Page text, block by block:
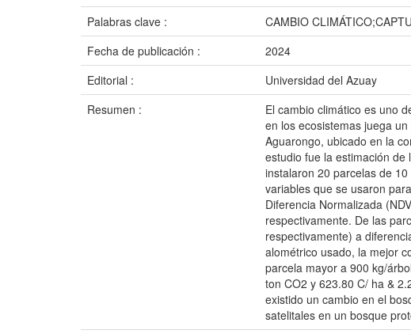
Palabras clave :
CAMBIO
Fecha de publicación :
2024
Editorial :
Universidad del Azuay
Resumen :
El cambio climático es uno
en los ecosistemas juega
Aguarongo, ubicado en la
estudio fue la estimación
instalaron 20 parcelas de
variables que se usaron
Diferencia Normalizada
respectivamente. De las
respectivamente) a
alométrico usado, la mejor
parcela mayor a 900 kg/
ton CO2 y 623.80 C/ ha &
existido un cambio en el
satelitales en un bosque